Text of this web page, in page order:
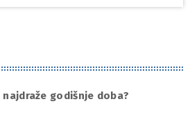
najdraže godišnje doba?